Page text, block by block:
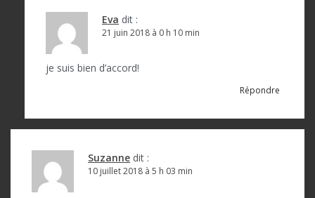
Eva dit :
21 juin 2018 à 0 h 10 min
je suis bien d’accord!
Répondre
Suzanne dit :
10 juillet 2018 à 5 h 03 min